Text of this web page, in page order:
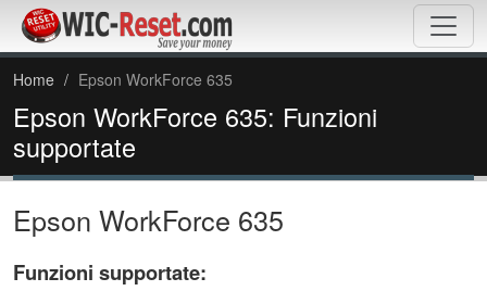
Home Epson WorkForce 635
Epson WorkForce 635: Funzioni
supportate
Epson WorkForce 635
Funzioni supportate: